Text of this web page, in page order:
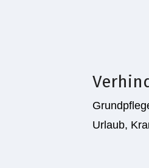
Ur­laub,